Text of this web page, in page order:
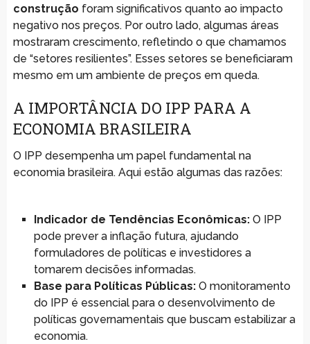
construção foram significativos quanto ao impacto
negativo nos preços. Por outro lado, algumas áreas
mostraram crescimento, refletindo o que chamamos
de “setores resilientes”. Esses setores se beneficiaram
mesmo em um ambiente de preços em queda.
A IMPORTÂNCIA DO IPP PARA A
ECONOMIA BRASILEIRA
O IPP desempenha um papel fundamental na
economia brasileira. Aqui estão algumas das razões:
Indicador de Tendências Econômicas:O IPP
pode prever a inflação futura, ajudando
formuladores de políticas e investidores a
tomarem decisões informadas.
Base para Políticas Públicas:O monitoramento
do IPP é essencial para o desenvolvimento de
políticas governamentais que buscam estabilizar a
economia.